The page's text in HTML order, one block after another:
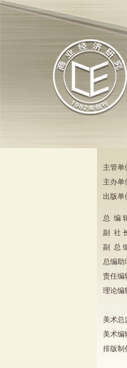
主管单
主办单
出版单
有
总 编
副 社
副 总
总编助
责任
理论编
张
美术总
美术编
排版制
刘